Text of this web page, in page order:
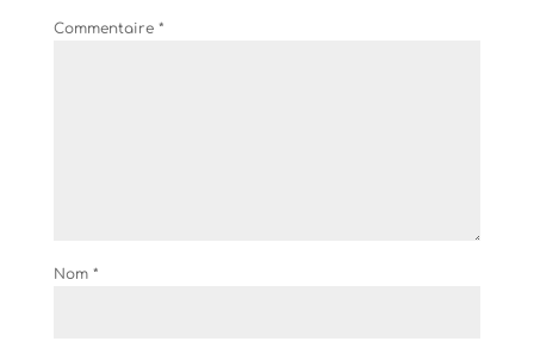
Commentaire *
Nom *